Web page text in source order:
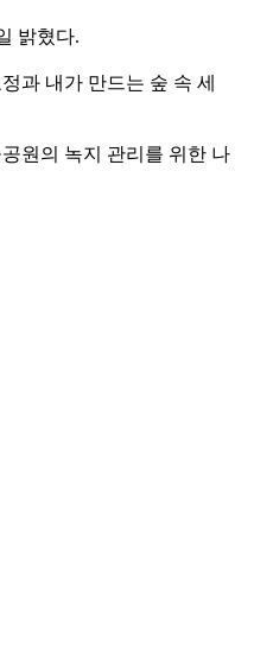
밝혔다.
과 내가 만드는 숲 속 세
원의 녹지 관리를 위한 나